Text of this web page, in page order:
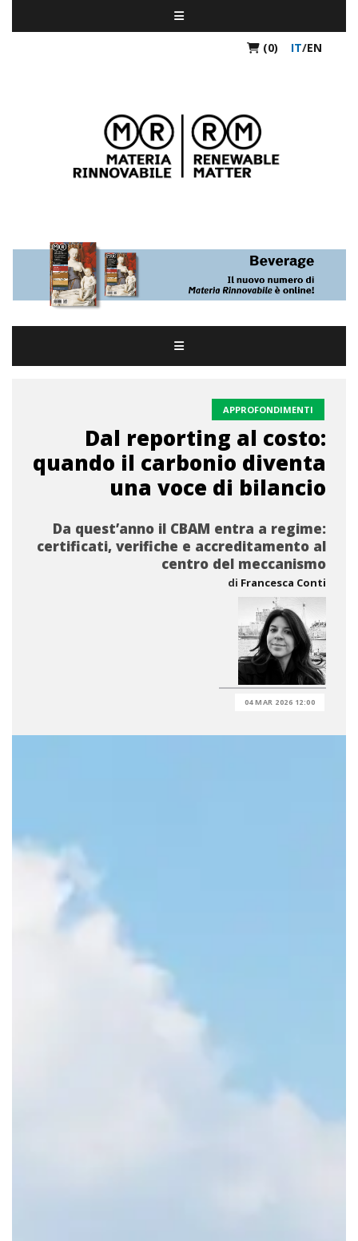
(0) IT/EN
APPROFONDIMENTI
Dal reporting al costo:
quando il carbonio diventa
una voce di bilancio
Da quest’anno il CBAM entra a regime:
certificati, verifiche e accreditamento al
centro del meccanismo
di Francesca Conti
04 MAR 2026 12:00